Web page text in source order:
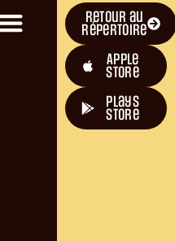
Retour au
répertoire
Apple
Store
plays
store